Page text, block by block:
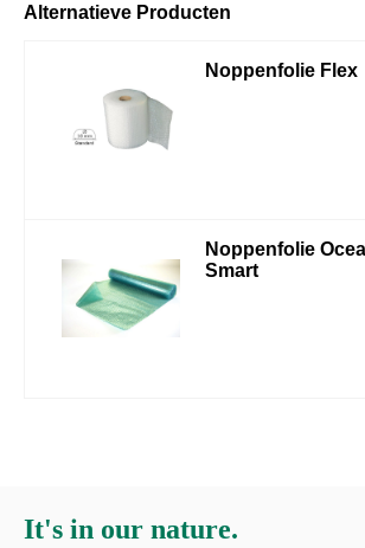
Alternatieve Producten
Noppenfolie Flex
Noppenfolie
Smart
It's in our nature.